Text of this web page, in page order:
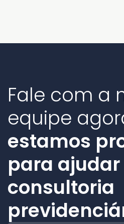
Fale com a
equipe
estamos
para
consultoria